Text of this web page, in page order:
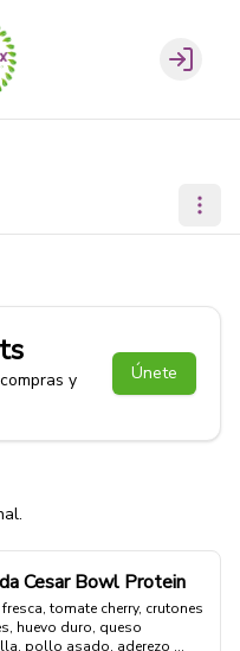
Login
y
Únete
Cesar Bowl Protein
tomate cherry, crutones
huevo duro, queso
pollo asado, aderezo